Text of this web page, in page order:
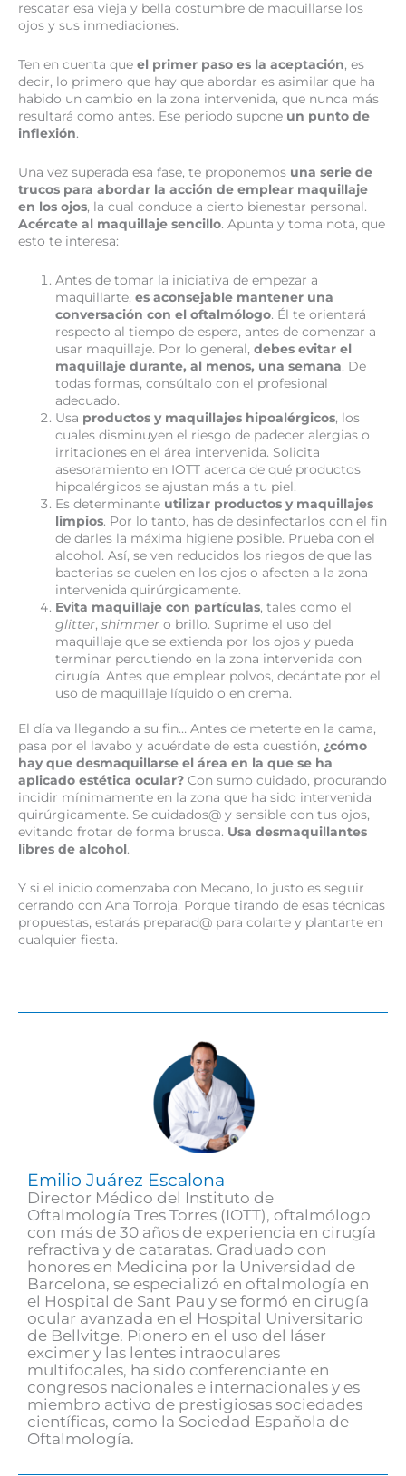
rescatar esa vieja y bella costumbre de maquillarse los
ojos y sus inmediaciones.
Ten en cuenta que el primer paso es la aceptación, es
decir, lo primero que hay que abordar es asimilar que ha
habido un cambio en la zona intervenida, que nunca más
resultará como antes. Ese periodo supone un punto de
inflexión.
Una vez superada esa fase, te proponemos una serie de
trucos para abordar la acción de emplear maquillaje
en los ojos, la cual conduce a cierto bienestar personal.
Acércate al maquillaje sencillo. Apunta y toma nota, que
esto te interesa:
Antes de tomar la iniciativa de empezar a
maquillarte,es aconsejable mantener una
conversación con el oftalmólogo. Él te orientará
respecto al tiempo de espera, antes de comenzar a
usar maquillaje. Por lo general,debes evitar el
maquillaje durante, al menos, una semana. De
todas formas, consúltalo con el profesional
adecuado.
Usa productos y maquillajes hipoalérgicos, los
cuales disminuyen el riesgo de padecer alergias o
irritaciones en el área intervenida. Solicita
asesoramiento en IOTT acerca de qué productos
hipoalérgicos se ajustan más a tu piel.
Es determinante utilizar productos y maquillajes
limpios. Por lo tanto, has de desinfectarlos con el fin
de darles la máxima higiene posible. Prueba con el
alcohol. Así, se ven reducidos los riegos de que las
bacterias se cuelen en los ojos o afecten a la zona
intervenida quirúrgicamente.
Evita maquillaje con partículas, tales como el
glitter,shimmero brillo. Suprime el uso del
maquillaje que se extienda por los ojos y pueda
terminar percutiendo en la zona intervenida con
cirugía. Antes que emplear polvos, decántate por el
uso de maquillaje líquido o en crema.
El día va llegando a su fin… Antes de meterte en la cama,
pasa por el lavabo y acuérdate de esta cuestión, ¿cómo
hay que desmaquillarse el área en la que se ha
aplicado estética ocular? Con sumo cuidado, procurando
incidir mínimamente en la zona que ha sido intervenida
quirúrgicamente. Se cuidados@ y sensible con tus ojos,
evitando frotar de forma brusca. Usa desmaquillantes
libres de alcohol.
Y si el inicio comenzaba con Mecano, lo justo es seguir
cerrando con Ana Torroja. Porque tirando de esas técnicas
propuestas, estarás preparad@ para colarte y plantarte en
cualquier fiesta.
Emilio Juárez Escalona
Director Médico del Instituto de
Oftalmología Tres Torres (IOTT), oftalmólogo
con más de 30 años de experiencia en cirugía
refractiva y de cataratas. Graduado con
honores en Medicina por la Universidad de
Barcelona, se especializó en oftalmología en
el Hospital de Sant Pau y se formó en cirugía
ocular avanzada en el Hospital Universitario
de Bellvitge. Pionero en el uso del láser
excimer y las lentes intraoculares
multifocales, ha sido conferenciante en
congresos nacionales e internacionales y es
miembro activo de prestigiosas sociedades
científicas, como la Sociedad Española de
Oftalmología.